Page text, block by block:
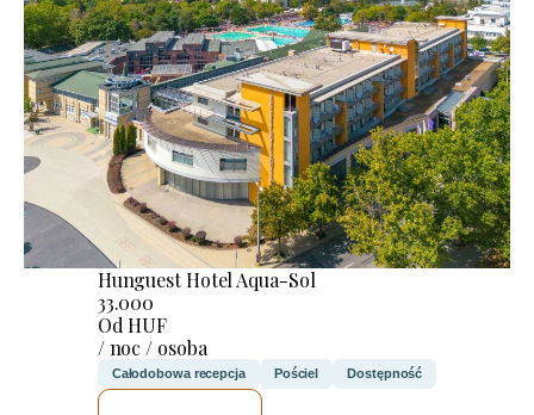
Hunguest Hotel Aqua-Sol
33.000
Od HUF
/ noc / osoba
Całodobowa recepcja Pościel Dostępność